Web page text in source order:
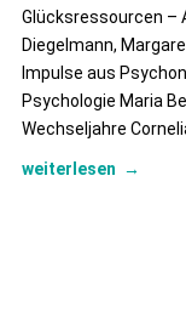
Glücksressourcen –
Diegelmann,
Impulse aus
Psychologie Maria
Wechseljahre
weiterlesen →